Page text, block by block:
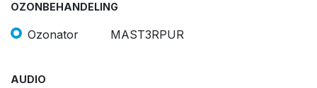
OZONBEHANDELING
Ozonator MAST3RPUR
AUDIO